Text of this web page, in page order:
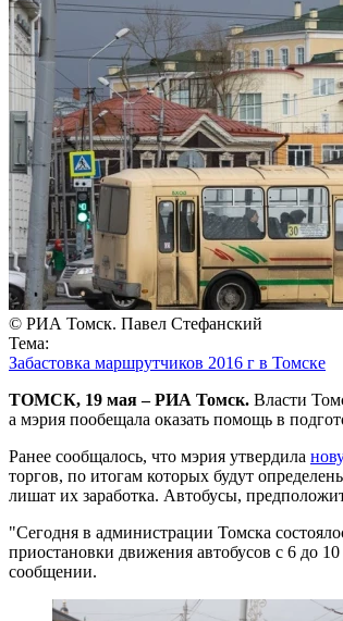
© РИА Томск. Павел Стефанский
Тема:
Забастовка маршрутчиков 2016 г в Томске
ТОМСК, 19 мая – РИА Томск. Власти
а мэрия пообещала оказать помощь в
Ранее сообщалось, что мэрия утвердила
торгов, по итогам которых будут
лишат их заработка. Автобусы,
"Сегодня в администрации Томска
приостановки движения автобусов с 6 до
сообщении.